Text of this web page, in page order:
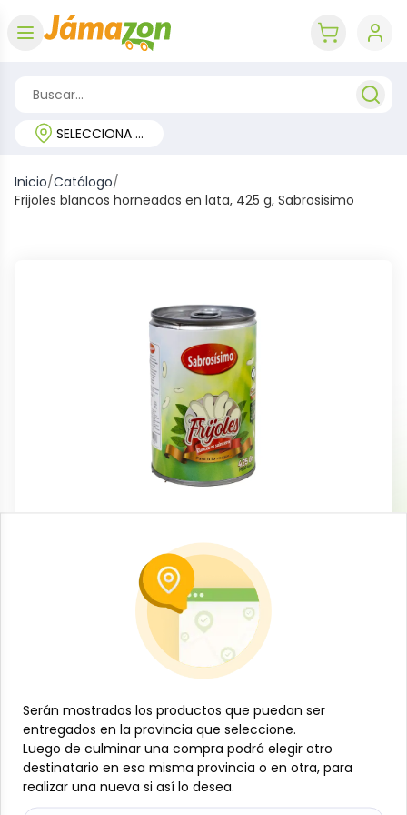
SELECCIONA TU REGIÓN
Inicio/Catálogo/
Frijoles blancos horneados en lata, 425 g, Sabrosisimo
Conservas, enlatados y congelados
Frijoles blancos horneados en lata, 425
g, Sabrosisimo
B-JAM-001-1804
Especificaciones
-
Serán mostrados los productos que puedan ser
entregados en la provincia que seleccione.
Luego de culminar una compra podrá elegir otro
destinatario en esa misma provincia o en otra, para
realizar una nueva si así lo desea.
Serán mostrados los productos que puedan ser
entregados en la provincia que seleccione.
Luego de culminar una compra podrá elegir otro
destinatario en esa misma provincia o en otra, para
realizar una nueva si así lo desea.